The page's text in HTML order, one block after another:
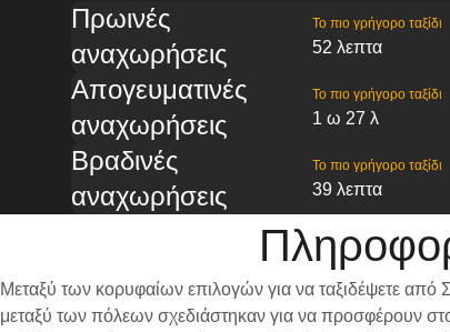
Πρωινές
αναχωρήσεις
Το πιο γρήγορο ταξίδι
52 λεπτα
Απογευματινές
αναχωρήσεις
Το πιο γρήγορο ταξίδι
1 ω 27 λ
Βραδινές
αναχωρήσεις
Το πιο γρήγορο ταξίδι
39 λεπτα
Μεταξύ των κορυφαίων επιλογών για να ταξιδέψετε από
μεταξύ των πόλεων σχεδιάστηκαν για να προσφέρουν